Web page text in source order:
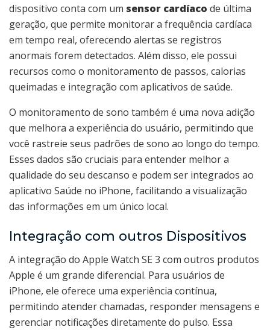
dispositivo conta com um sensor cardíaco de última
geração, que permite monitorar a frequência cardíaca
em tempo real, oferecendo alertas se registros
anormais forem detectados. Além disso, ele possui
recursos como o monitoramento de passos, calorias
queimadas e integração com aplicativos de saúde.
O monitoramento de sono também é uma nova adição
que melhora a experiência do usuário, permitindo que
você rastreie seus padrões de sono ao longo do tempo.
Esses dados são cruciais para entender melhor a
qualidade do seu descanso e podem ser integrados ao
aplicativo Saúde no iPhone, facilitando a visualização
das informações em um único local.
Integração com outros Dispositivos
A integração do Apple Watch SE 3 com outros produtos
Apple é um grande diferencial. Para usuários de
iPhone, ele oferece uma experiência contínua,
permitindo atender chamadas, responder mensagens e
gerenciar notificações diretamente do pulso. Essa